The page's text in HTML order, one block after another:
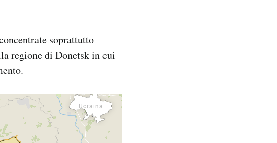
soprattutto
regione di Donetsk in cui